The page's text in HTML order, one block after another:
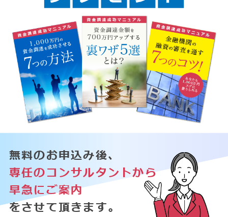
無料のお申込み後、
専任のコンサルタントから
早急にご案内
をさせて頂きます。